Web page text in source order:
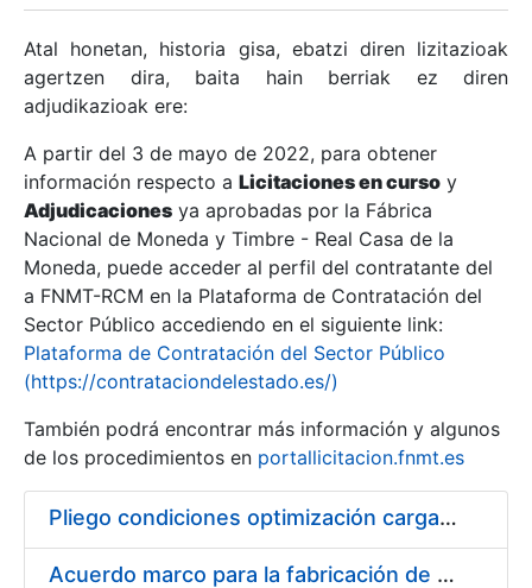
Erakutsi/Ezkutatu
Erakutsi/Ezkutatu
Erakutsi/Ezkutatu
Erakutsi/Ezkutatu
Erakutsi/Ezkutatu
Atal honetan, historia gisa, ebatzi diren lizitazioak
agertzen dira, baita hain berriak ez diren
adjudikazioak ere:
A partir del 3 de mayo de 2022, para obtener
información respecto a Licitaciones en curso y
Adjudicaciones ya aprobadas por la Fábrica
Nacional de Moneda y Timbre - Real Casa de la
Moneda, puede acceder al perfil del contratante del
a FNMT-RCM en la Plataforma de Contratación del
Sector Público accediendo en el siguiente link:
Plataforma de Contratación del Sector Público
(https://contrataciondelestado.es/)
También podrá encontrar más información y algunos
de los procedimientos en portallicitacion.fnmt.es
Pliego condiciones optimización cargas compras firmado
Acuerdo marco para la fabricación de piezas